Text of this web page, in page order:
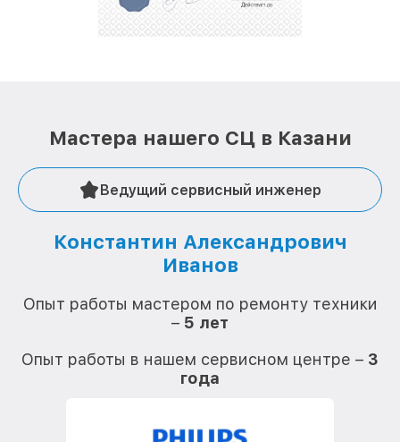
Мастера нашего СЦ в Казани
Ведущий сервисный инженер
Константин Александрович
Иванов
Опыт работы мастером по ремонту техники
– 5 лет
Опыт работы в нашем сервисном центре – 3
года